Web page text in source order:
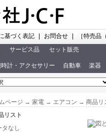
基づく表記 お問合せ
［特売品
サービス品 セット販売
時計・アクセサリー 自動車 楽器
ページ → 家電 → エアコン → 商品リ
リスト
タなし